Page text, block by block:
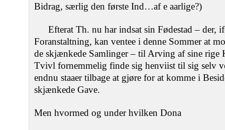
Bidrag, særlig den første Ind…af e aarlige?)
Efterat Th. nu har indsat sin Fødestad – der,
Foranstaltning, kan ventee i denne Sommer at
de skjænkede Samlinger – til Arving af sine rige
Tvivl fornemmelig finde sig henviist til sig selv
endnu staaer tilbage at gjøre for at komme i
skjænkede Gave.
Men hvormed og under hvilken Dona